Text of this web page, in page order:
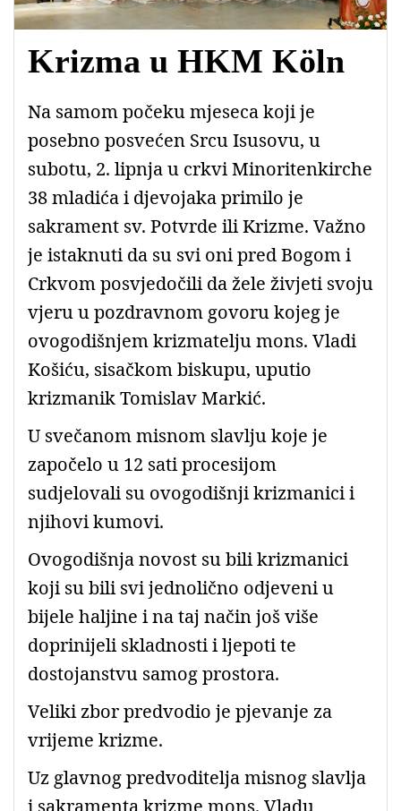
Krizma u HKM Köln
Na samom počeku mjeseca koji je
posebno posvećen Srcu Isusovu, u
subotu, 2. lipnja u crkvi Minoritenkirche
38 mladića i djevojaka primilo je
sakrament sv. Potvrde ili Krizme. Važno
je istaknuti da su svi oni pred Bogom i
Crkvom posvjedočili da žele živjeti svoju
vjeru u pozdravnom govoru kojeg je
ovogodišnjem krizmatelju mons. Vladi
Košiću, sisačkom biskupu, uputio
krizmanik Tomislav Markić.
U svečanom misnom slavlju koje je
započelo u 12 sati procesijom
sudjelovali su ovogodišnji krizmanici i
njihovi kumovi.
Ovogodišnja novost su bili krizmanici
koji su bili svi jednolično odjeveni u
bijele haljine i na taj način još više
doprinijeli skladnosti i ljepoti te
dostojanstvu samog prostora.
Veliki zbor predvodio je pjevanje za
vrijeme krizme.
Uz glavnog predvoditelja misnog slavlja
i sakramenta krizme mons. Vladu